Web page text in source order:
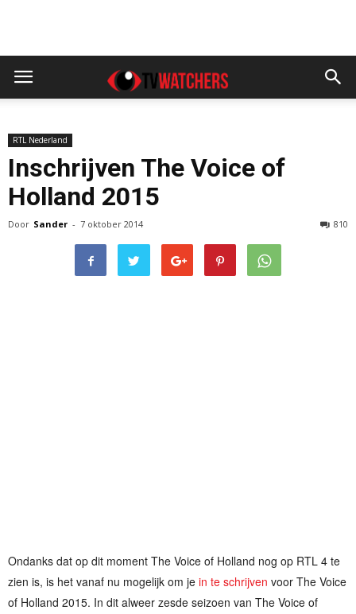
RTL Nederland
Inschrijven The Voice of
Holland 2015
Door Sander - 7 oktober 2014 810
Ondanks dat op dit moment The Voice of Holland nog op RTL 4 te
zien is, is het vanaf nu mogelijk om je in te schrijven voor The Voice
of Holland 2015. In dit alweer zesde seizoen van The Voice of